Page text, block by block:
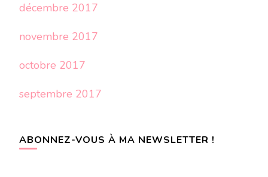
décembre 2017
novembre 2017
octobre 2017
septembre 2017
ABONNEZ-VOUS À MA NEWSLETTER !